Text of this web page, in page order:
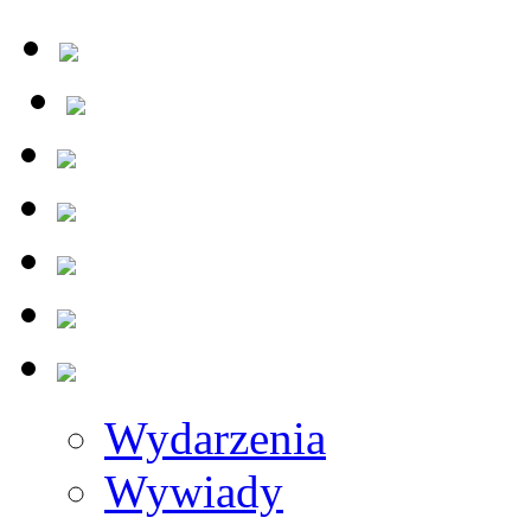
Wydarzenia
Wywiady